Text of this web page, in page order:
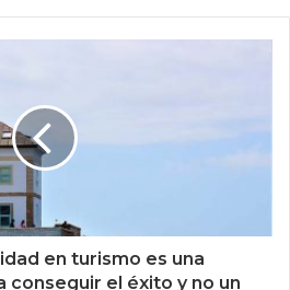
en turismo es una
conseguir el éxito y no un